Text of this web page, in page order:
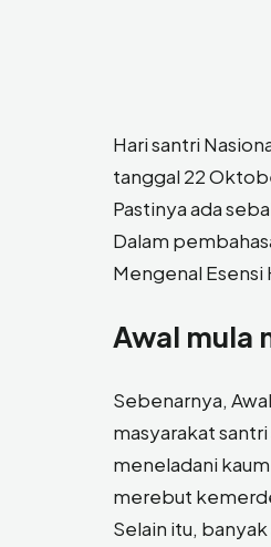
Hari santri
tanggal 22
Pastinya ada
Dalam
Mengenal Esensi
Awal mula
Sebenarnya,
masyarakat
meneladani
merebut
Selain itu,